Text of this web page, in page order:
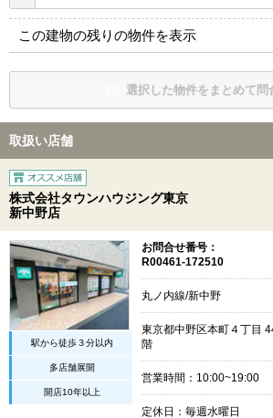
この建物の残りの物件を表示
選択した物件をまとめて問
取扱い店舗
株式会社タウンハウジング東京
新中野店
駅から徒歩３分以内
多店舗展開
開店10年以上
お問合せ番号：
R00461-172510
丸ノ内線/新中野
東京都中野区本町４丁目
階
営業時間：10:00~19:00
定休日：毎週水曜日